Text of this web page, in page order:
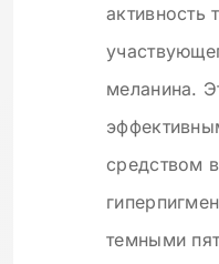
активность
меланина.
средством
темными